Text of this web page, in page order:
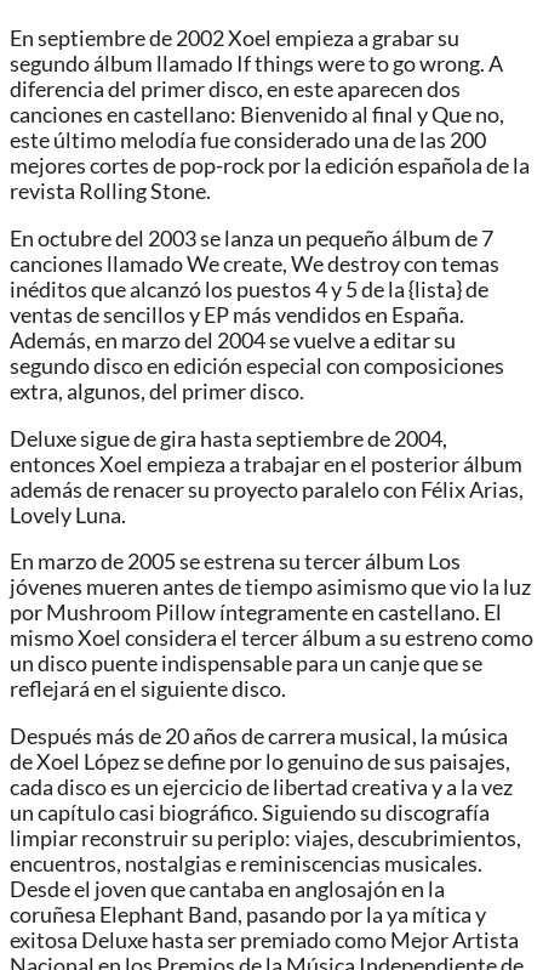
En septiembre de 2002 Xoel empieza a grabar su
segundo álbum llamado If things were to go wrong. A
diferencia del primer disco, en este aparecen dos
canciones en castellano: Bienvenido al final y Que no,
este último melodía fue considerado una de las 200
mejores cortes de pop-rock por la edición española de la
revista Rolling Stone.
En octubre del 2003 se lanza un pequeño álbum de 7
canciones llamado We create, We destroy con temas
inéditos que alcanzó los puestos 4 y 5 de la {lista} de
ventas de sencillos y EP más vendidos en España.
Además, en marzo del 2004 se vuelve a editar su
segundo disco en edición especial con composiciones
extra, algunos, del primer disco.
Deluxe sigue de gira hasta septiembre de 2004,
entonces Xoel empieza a trabajar en el posterior álbum
además de renacer su proyecto paralelo con Félix Arias,
Lovely Luna.
En marzo de 2005 se estrena su tercer álbum Los
jóvenes mueren antes de tiempo asimismo que vio la luz
por Mushroom Pillow íntegramente en castellano. El
mismo Xoel considera el tercer álbum a su estreno como
un disco puente indispensable para un canje que se
reflejará en el siguiente disco.
Después más de 20 años de carrera musical, la música
de Xoel López se define por lo genuino de sus paisajes,
cada disco es un ejercicio de libertad creativa y a la vez
un capítulo casi biográfico. Siguiendo su discografía
limpiar reconstruir su periplo: viajes, descubrimientos,
encuentros, nostalgias e reminiscencias musicales.
Desde el joven que cantaba en anglosajón en la
coruñesa Elephant Band, pasando por la ya mítica y
exitosa Deluxe hasta ser premiado como Mejor Artista